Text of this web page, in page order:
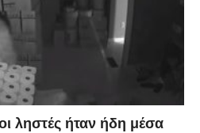
ληστές ήταν ήδη μέσα